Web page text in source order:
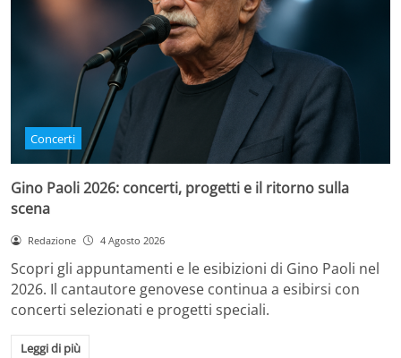
Concerti
Gino Paoli 2026: concerti, progetti e il ritorno sulla
scena
Redazione 4 Agosto 2026
Scopri gli appuntamenti e le esibizioni di Gino Paoli nel
2026. Il cantautore genovese continua a esibirsi con
concerti selezionati e progetti speciali.
Leggi di più